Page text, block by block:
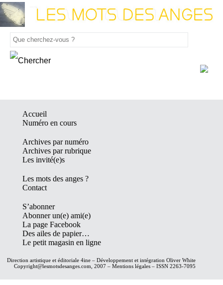
Accueil
Numéro en cours
Archives par numéro
Archives par rubrique
Les invité(e)s
Les mots des anges ?
Contact
S’abonner
Abonner un(e) ami(e)
La page Facebook
Des ailes de papier…
Le petit magasin en ligne
Direction artistique et éditoriale 4ine – Développement et intégration Oliver White
Copyright@lesmotsdesanges.com, 2007 – Mentions légales – ISSN 2263-7095